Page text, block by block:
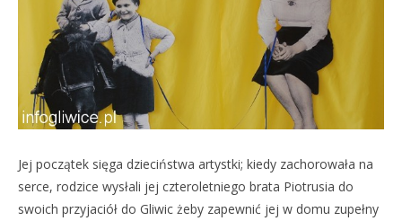
Jej początek sięga dzieciństwa artystki; kiedy zachorowała na
serce, rodzice wysłali jej czteroletniego brata Piotrusia do
swoich przyjaciół do Gliwic żeby zapewnić jej w domu zupełny